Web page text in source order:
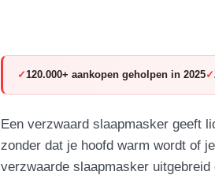
120.000+ aankopen geholpen in 2025
Een verzwaard slaapmasker geeft
zonder dat je hoofd warm wordt of
verzwaarde slaapmasker